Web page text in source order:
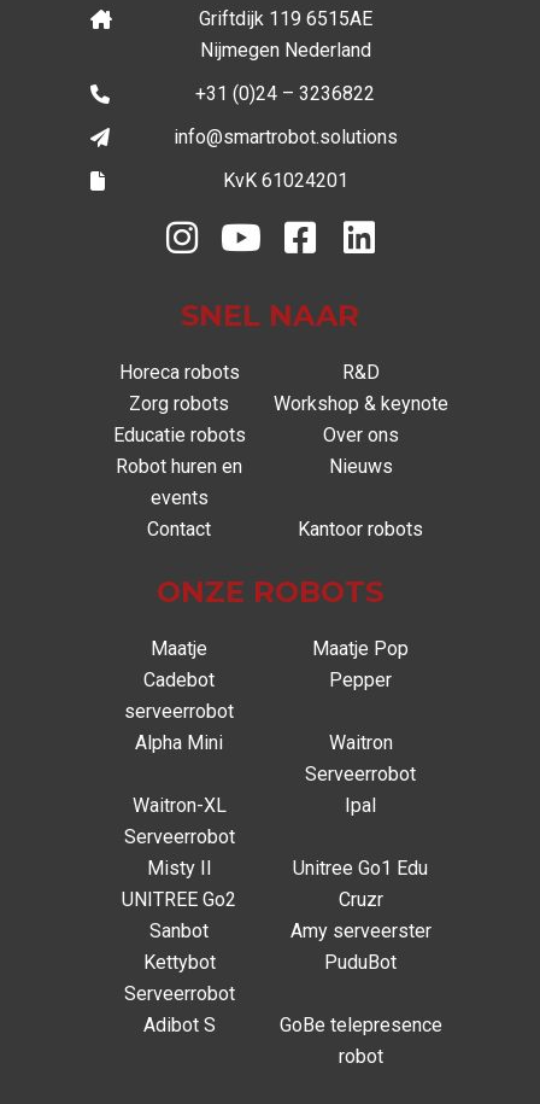
Griftdijk 119 6515AE
Nijmegen Nederland
+31 (0)24 – 3236822
info@smartrobot.solutions
KvK 61024201
SNEL NAAR
Horeca robots
R&D
Zorg robots
Workshop & keynote
Educatie robots
Over ons
Robot huren en
events
Nieuws
Contact Kantoor robots
ONZE ROBOTS
Maatje
Maatje Pop
Cadebot
serveerrobot
Pepper
Alpha Mini
Waitron
Serveerrobot
Waitron-XL
Serveerrobot
Ipal
Misty II
Unitree Go1 Edu
UNITREE Go2
Cruzr
Sanbot
Amy serveerster
Kettybot
Serveerrobot
PuduBot
Adibot S
GoBe telepresence
robot